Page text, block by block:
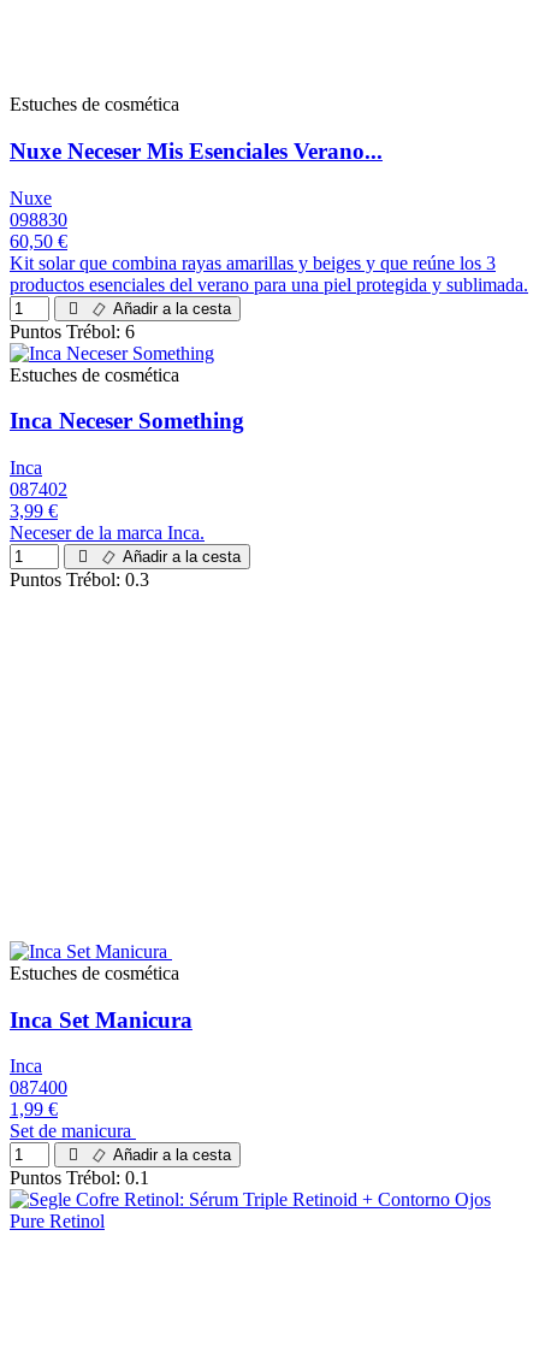
Estuches de cosmética
Nuxe Neceser Mis Esenciales Verano...
Nuxe
098830
60,50 €
Kit solar que combina rayas amarillas y beiges y que reúne los 3
productos esenciales del verano para una piel protegida y sublimada.
Añadir a la cesta
Puntos Trébol: 6
Estuches de cosmética
Inca Neceser Something
Inca
087402
3,99 €
Neceser de la marca Inca.
Añadir a la cesta
Puntos Trébol: 0.3
Estuches de cosmética
Inca Set Manicura
Inca
087400
1,99 €
Set de manicura
Añadir a la cesta
Puntos Trébol: 0.1